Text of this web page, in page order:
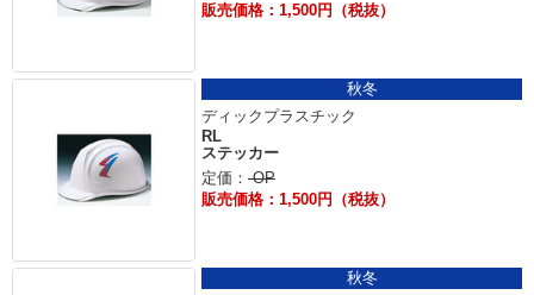
販売価格：1,500円（税抜）
秋冬
ディックプラスチック
RL
ステッカー
定価： OP
販売価格：1,500円（税抜）
秋冬